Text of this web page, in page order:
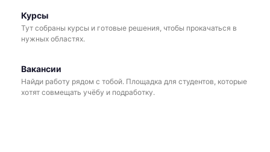
Курсы
Тут собраны курсы и готовые решения, чтобы прокачаться в
нужных областях.
Вакансии
Найди работу рядом с тобой. Площадка для студентов, которые
хотят совмещать учёбу и подработку.